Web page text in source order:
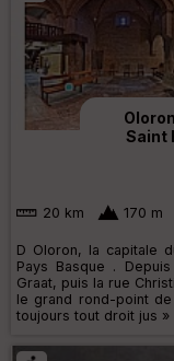
Saint
20 km 170 m
D Oloron, la capitale
Pays Basque .
Graat, puis la rue
le grand rond-point
toujours tout droit jus »